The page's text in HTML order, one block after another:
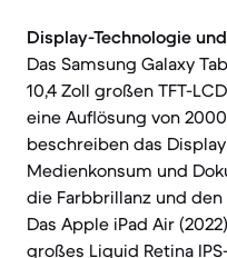
Display-Technologie
Das Samsung Galaxy
10,4 Zoll großen TFT-
eine Auflösung von
beschreiben das
Medienkonsum und
die Farbbrillanz und den
Das Apple iPad Air
großes Liquid Retina